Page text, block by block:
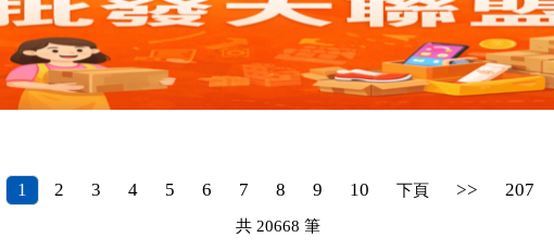
1 2 3 4 5 6 7 8 9 10 下頁 >> 207
共20668 筆